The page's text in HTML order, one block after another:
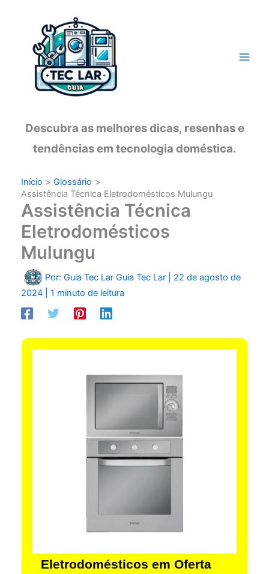
conteúdo
Descubra as melhores dicas, resenhas e
tendências em tecnologia doméstica.
Início
Glossário
Assistência Técnica Eletrodomésticos Mulungu
Assistência Técnica
Eletrodomésticos
Mulungu
Por: Guia Tec Lar Guia Tec Lar
22 de agosto de
2024
1 minuto de leitura
Eletrodomésticos em Oferta